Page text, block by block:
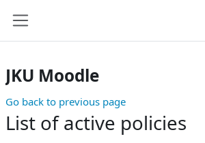
JKU Moodle
Go back to previous page
List of active policies